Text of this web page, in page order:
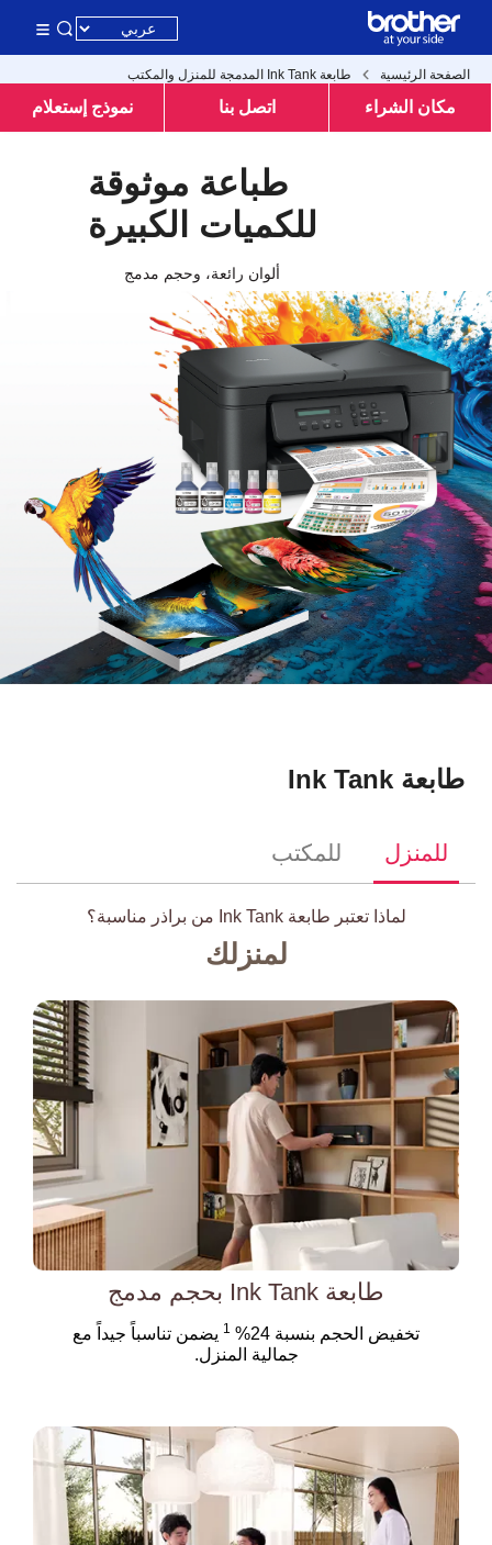
الصفحة الرئيسية طابعة Ink Tank المدمجة للمنزل والمكتب
مكان الشراء اتصل بنا نموذج إستعلام
طباعة موثوقة
للكميات الكبيرة
ألوان رائعة، وحجم مدمج
طابعة Ink Tank
للمنزل للمكتب
لماذا تعتبر طابعة Ink Tank من براذر مناسبة؟
لمنزلك
طابعة Ink Tank بحجم مدمج
تخفيض الحجم بنسبة 24% 1يضمن تناسباً جيداً مع
جمالية المنزل.